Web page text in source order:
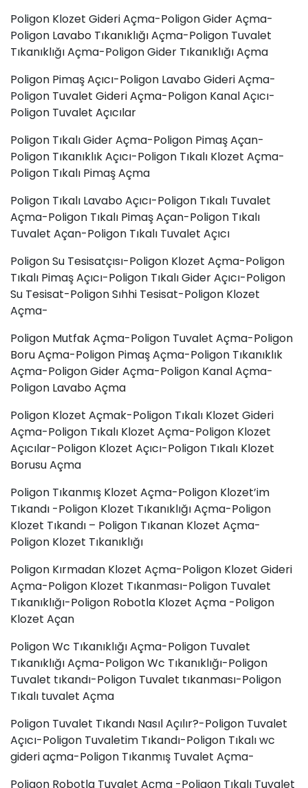
Poligon Klozet Gideri Açma-Poligon Gider Açma-
Poligon Lavabo TıkanıklığıAçma-Poligon Tuvalet
Tıkanıklığı Açma-Poligon Gider Tıkanıklığı Açma
Poligon PimaşAçıcı-Poligon Lavabo Gideri Açma-
Poligon Tuvalet Gideri Açma-Poligon Kanal Açıcı-
Poligon Tuvalet Açıcılar
Poligon Tıkalı Gider Açma-Poligon Pimaş Açan-
Poligon Tıkanıklık Açıcı-Poligon Tıkalı Klozet Açma-
Poligon Tıkalı Pimaş Açma
Poligon Tıkalı Lavabo Açıcı-Poligon Tıkalı Tuvalet
Açma-Poligon Tıkalı Pimaş Açan-Poligon Tıkalı
Tuvalet Açan-Poligon Tıkalı Tuvalet Açıcı
Poligon Su Tesisatçısı-Poligon Klozet Açma-Poligon
Tıkalı Pimaş Açıcı-Poligon Tıkalı Gider Açıcı-Poligon
Su Tesisat-Poligon Sıhhi Tesisat-Poligon Klozet
Açma-
Poligon Mutfak Açma-Poligon Tuvalet Açma-Poligon
Boru Açma-Poligon Pimaş Açma-Poligon Tıkanıklık
Açma-Poligon Gider Açma-Poligon Kanal Açma-
Poligon Lavabo Açma
Poligon Klozet Açmak-Poligon Tıkalı Klozet Gideri
Açma-Poligon Tıkalı Klozet Açma-Poligon Klozet
Açıcılar-Poligon Klozet Açıcı-Poligon Tıkalı Klozet
Borusu Açma
Poligon Tıkanmış Klozet Açma-Poligon Klozet’im
Tıkandı -Poligon Klozet Tıkanıklığı Açma-Poligon
Klozet Tıkandı – Poligon Tıkanan Klozet Açma-
Poligon Klozet Tıkanıklığı
Poligon Kırmadan Klozet Açma-Poligon Klozet Gideri
Açma-Poligon Klozet Tıkanması-Poligon Tuvalet
Tıkanıklığı-Poligon Robotla Klozet Açma -Poligon
Klozet Açan
Poligon Wc Tıkanıklığı Açma-Poligon Tuvalet
Tıkanıklığı Açma-Poligon Wc Tıkanıklığı-Poligon
Tuvalet tıkandı-Poligon Tuvalet tıkanması-Poligon
Tıkalı tuvalet Açma
Poligon Tuvalet Tıkandı Nasıl Açılır?-Poligon Tuvalet
Açıcı-Poligon Tuvaletim Tıkandı-Poligon Tıkalı wc
gideri açma-Poligon Tıkanmış Tuvalet Açma-
Poligon Robotla Tuvalet Açma -Poligon Tıkalı Tuvalet